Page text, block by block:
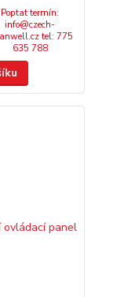
Poptat termín:
info@czech-
tel: 775
635 788